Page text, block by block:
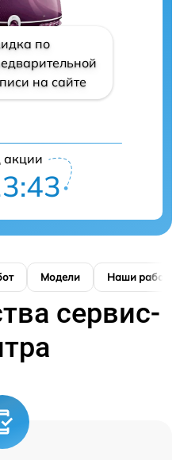
по
на сайте
акции
Модели Наши работы
сервис-